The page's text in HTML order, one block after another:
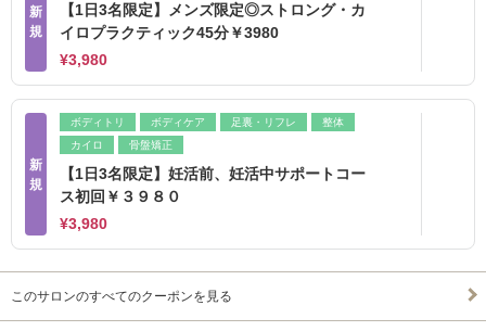
新
規
【1日3名限定】メンズ限定◎ストロング・カ
イロプラクティック45分￥3980
¥3,980
新
規
ボディトリ ボディケア 足裏・リフレ
整体
カイロ
骨盤矯正
【1日3名限定】妊活前、妊活中サポートコー
ス初回￥３９８０
¥3,980
このサロンのすべてのクーポンを見る